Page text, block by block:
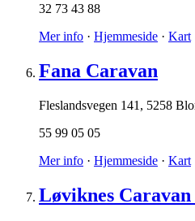
32 73 43 88
Mer info · Hjemmeside · Kart
Fana Caravan
Fleslandsvegen 141 , 5258
55 99 05 05
Mer info · Hjemmeside · Kart
Løviknes Caravan